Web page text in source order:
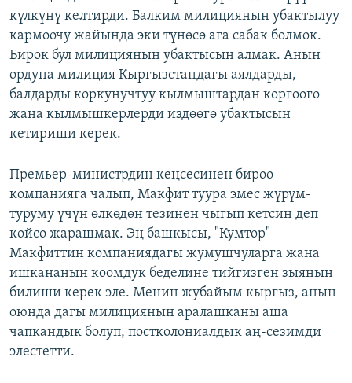
күлкүнү келтирди. Балким милициянын убактылуу
кармоочу жайында эки түнөсө ага сабак болмок.
Бирок бул милициянын убактысын алмак. Анын
ордуна милиция Кыргызстандагы аялдарды,
балдарды коркунучтуу кылмыштардан коргоого
жана кылмышкерлерди издөөгө убактысын
кетириши керек.
Премьер-министрдин кеңсесинен бирөө
компанияга чалып, Макфит туура эмес жүрүм-
туруму үчүн өлкөдөн тезинен чыгып кетсин деп
койсо жарашмак. Эң башкысы, "Кумтөр"
Макфиттин компаниядагы жумушчуларга жана
ишкананын коомдук беделине тийгизген зыянын
билиши керек эле. Менин жубайым кыргыз, анын
оюнда дагы милициянын аралашканы аша
чапкандык болуп, постколониалдык аң-сезимди
элестетти.